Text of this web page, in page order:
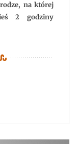
na której
2 godziny